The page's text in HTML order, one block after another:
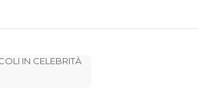
IN CELEBRITÀ